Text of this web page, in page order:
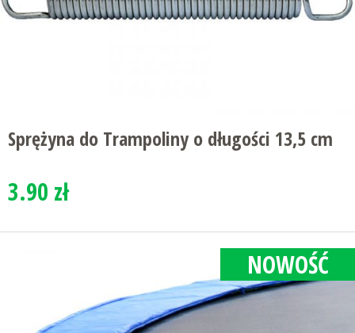
Sprężyna do Trampoliny o długości 13,5 cm
3.90 zł
NOWOŚĆ